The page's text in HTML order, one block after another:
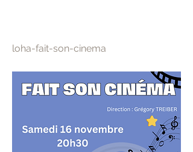
loha-fait-son-cinema